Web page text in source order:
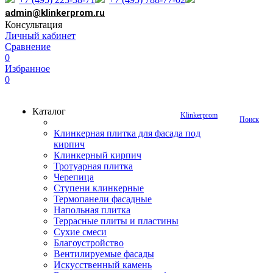
admin@klinkerprom.ru
Консультация
Личный кабинет
Сравнение
0
Избранное
0
Поиск
Klinkerprom
Каталог
Клинкерная плитка для фасада под
кирпич
Клинкерный кирпич
Тротуарная плитка
Черепица
Ступени клинкерные
Термопанели фасадные
Напольная плитка
Террасные плиты и пластины
Сухие смеси
Благоустройство
Вентилируемые фасады
Искусственный камень